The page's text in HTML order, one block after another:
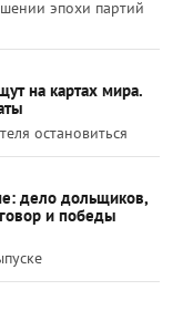
эпохи партий
на картах мира.
остановиться
дело дольщиков,
и победы